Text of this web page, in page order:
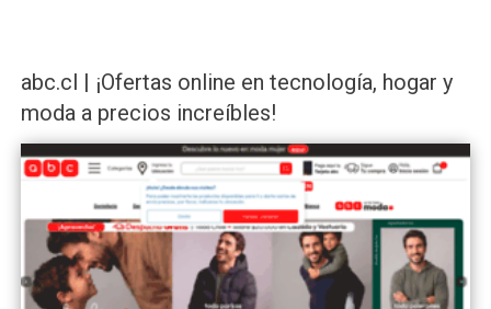
abc.cl | ¡Ofertas online en tecnología, hogar y
moda a precios increíbles!